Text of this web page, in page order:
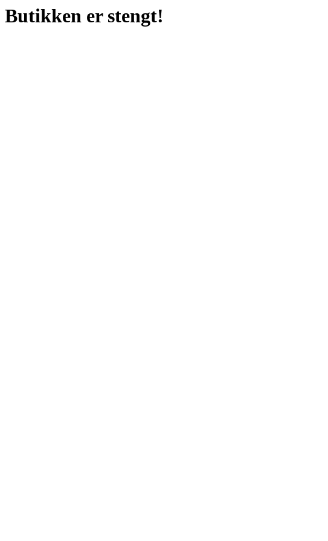
Butikken er stengt!